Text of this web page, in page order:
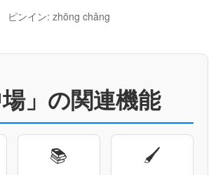
ピンイン: zhōng chǎng
場」の関連機能
📚 🖌